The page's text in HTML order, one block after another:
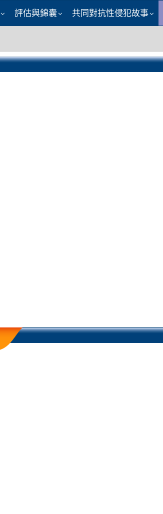
評估與錦囊 共同對抗性侵犯故事